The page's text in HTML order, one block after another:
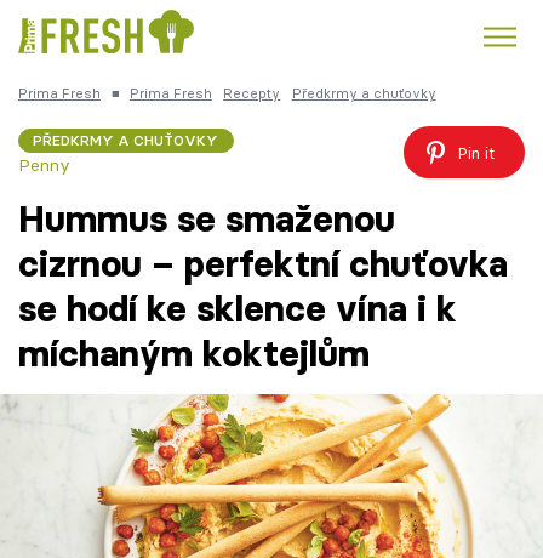
Česká kuchyně
Témata
TV Program
Prima Fresh ■ Prima Fresh Recepty Předkrmy a chuťovky
PŘEDKRMY A CHUŤOVKY
Penny
Pin it
Hummus se smaženou
cizrnou – perfektní chuťovka
se hodí ke sklence vína i k
míchaným koktejlům